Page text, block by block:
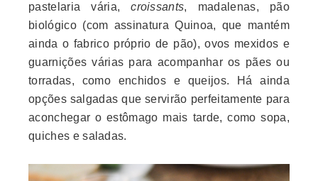
pastelaria vária,croissants, madalenas, pão
biológico (com assinatura Quinoa, que mantém
ainda o fabrico próprio de pão), ovos mexidos e
guarnições várias para acompanhar os pães ou
torradas, como enchidos e queijos. Há ainda
opções salgadas que servirão perfeitamente para
aconchegar o estômago mais tarde, como sopa,
quiches e saladas.